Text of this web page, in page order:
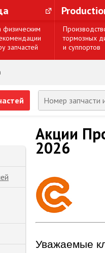
запчастей
тормозных
и суппортов
Акции
2026
Уважаемые